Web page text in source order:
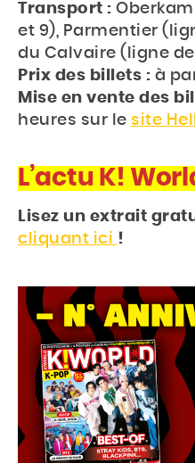
Transport :
et 9), Parmentier
du Calvaire (ligne
Prix des billets : à
Mise en vente des
heures sur le site
L’actu K!
Lisez un extrait
cliquant ici !